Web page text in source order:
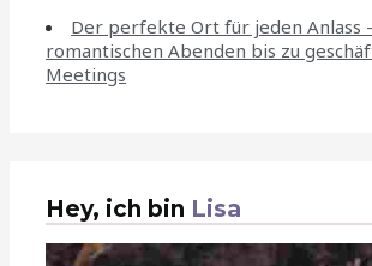
Der perfekte Ort für jeden Anlass
romantischen Abenden bis zu
Meetings
Hey, ich bin Lisa